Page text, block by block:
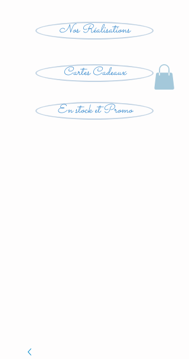
Nos Réalisations
Cartes Cadeaux
En stock et Promo